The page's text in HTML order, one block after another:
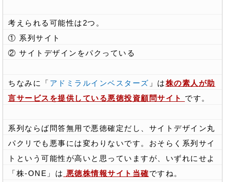
考えられる可能性は2つ。
① 系列サイト
② サイトデザインをパクっている
ちなみに「 アドミラルインベスターズ 」は株の素人が助
言サービスを提供している悪徳投資顧問サイト です。
系列ならば問答無用で悪徳確定だし、サイトデザイン丸
パクリでも悪事には変わりないです。おそらく系列サイ
トという可能性が高いと思っていますが、いずれにせよ
「株-ONE」は 悪徳株情報サイト当確ですね。